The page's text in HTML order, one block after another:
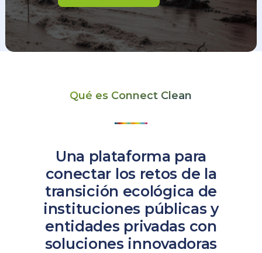
Qué es Connect Clean
Una plataforma para
conectar los retos de la
transición ecológica de
instituciones públicas y
entidades privadas con
soluciones innovadoras